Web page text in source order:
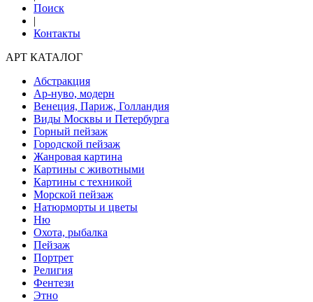
Поиск
|
Контакты
АРТ КАТАЛОГ
Абстракция
Ар-нуво, модерн
Венеция, Париж, Голландия
Виды Москвы и Петербурга
Горный пейзаж
Городской пейзаж
Жанровая картина
Картины с животными
Картины с техникой
Морской пейзаж
Натюрморты и цветы
Ню
Охота, рыбалка
Пейзаж
Портрет
Религия
Фентези
Этно